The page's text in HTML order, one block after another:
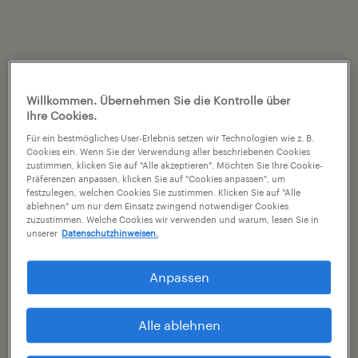
Willkommen. Übernehmen Sie die Kontrolle über
Ihre Cookies.
Für ein bestmögliches User-Erlebnis setzen wir Technologien wie z. B.
Cookies ein. Wenn Sie der Verwendung aller beschriebenen Cookies
zustimmen, klicken Sie auf "Alle akzeptieren". Möchten Sie Ihre Cookie-
Präferenzen anpassen, klicken Sie auf "Cookies anpassen", um
festzulegen, welchen Cookies Sie zustimmen. Klicken Sie auf "Alle
ablehnen" um nur dem Einsatz zwingend notwendiger Cookies
zuzustimmen. Welche Cookies wir verwenden und warum, lesen Sie in
unserer Datenschutzhinweisen.
Anpassen
Alle ablehnen